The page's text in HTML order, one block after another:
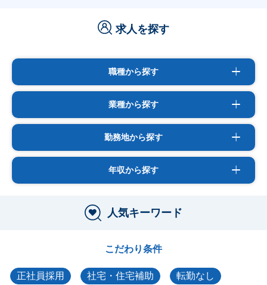
求人を探す
職種から探す
業種から探す
勤務地から探す
年収から探す
人気キーワード
こだわり条件
正社員採用 社宅・住宅補助 転勤なし